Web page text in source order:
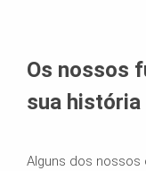
Os nossos
sua história
Alguns dos nossos